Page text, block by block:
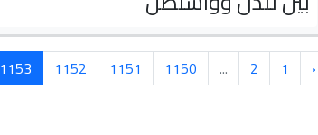
‹
1
2
...
1150
1151
1152
1153